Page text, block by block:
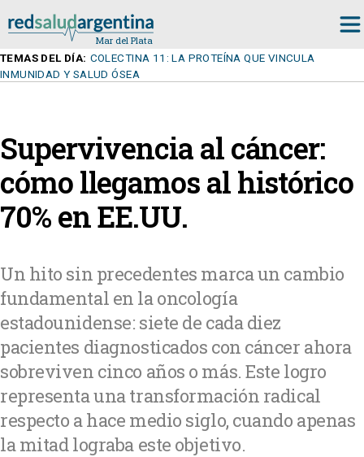
TEMAS DEL DÍA: COLECTINA 11: LA PROTEÍNA QUE VINCULA
INMUNIDAD Y SALUD ÓSEA
Supervivencia al cáncer:
cómo llegamos al histórico
70% en EE.UU.
Un hito sin precedentes marca un cambio
fundamental en la oncología
estadounidense: siete de cada diez
pacientes diagnosticados con cáncer ahora
sobreviven cinco años o más. Este logro
representa una transformación radical
respecto a hace medio siglo, cuando apenas
la mitad lograba este objetivo.